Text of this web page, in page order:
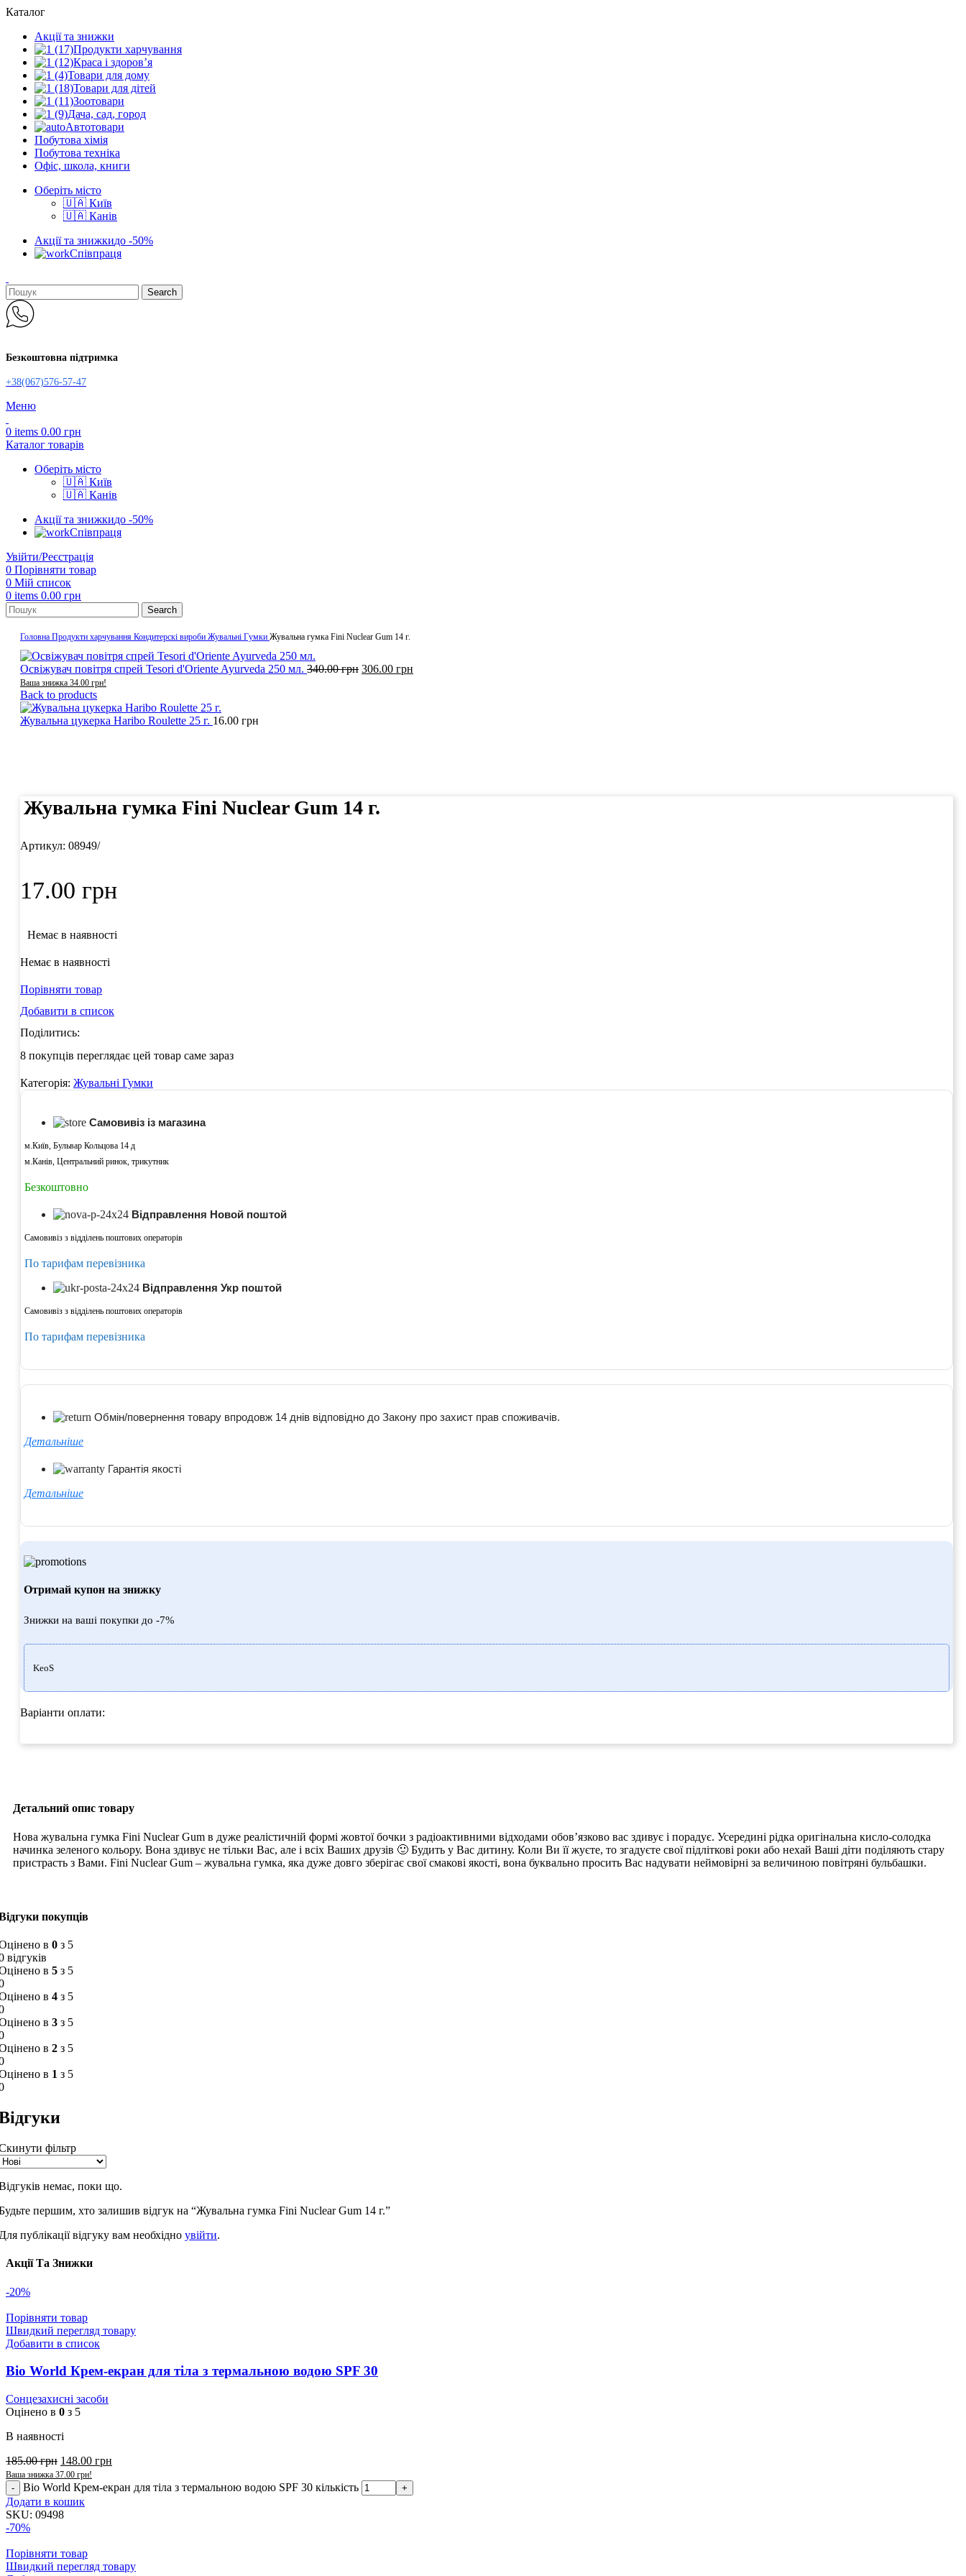
Каталог
Акції та знижки
Продукти харчування
Краса і здоров’я
Товари для дому
Товари для дітей
Зоотовари
Дача, сад, город
Автотовари
Побутова хімія
Побутова техніка
Офіс, школа, книги
Оберіть місто
🇺🇦 Київ
🇺🇦 Канів
Акції та знижкидо -50%
Співпраця
Search
Безкоштовна підтримка
+38(067)576-57-47
Меню
0 items 0.00 грн
Каталог товарів
Оберіть місто
🇺🇦 Київ
🇺🇦 Канів
Акції та знижкидо -50%
Співпраця
Увійти/Реєстрація
0 Порівняти товар
0 Мій список
0 items 0.00 грн
Search
Головна Продукти харчування Кондитерскі вироби Жувальні Гумки Жувальна гумка Fini Nuclear Gum 14 г.
Освіжувач повітря спрей Tesori d'Oriente Ayurveda 250 мл. 340.00грн 306.00 грн
Ваша знижка 34.00 грн!
Back to products
Жувальна цукерка Haribo Roulette 25 г. 16.00 грн
Жувальна гумка Fini Nuclear Gum 14 г.
Артикул: 08949/
17.00 грн
Немає в наявності
Немає в наявності
Порівняти товар
Добавити в список
Поділитись:
8 покупців переглядає цей товар саме зараз
Категорія: Жувальні Гумки
Самовивіз із магазина
м.Київ, Бульвар Кольцова 14 д
м.Канів, Центральний ринок, трикутник
Безкоштовно
Відправлення Новой поштой
Самовивіз з відділень поштових операторів
По тарифам перевізника
Відправлення Укр поштой
Самовивіз з відділень поштових операторів
По тарифам перевізника
Обмін/повернення товару впродовж 14 днів відповідно до Закону про захист прав споживачів.
Детальніше
Гарантія якості
Детальніше
Отримай купон на знижку
Знижки на ваші покупки до -7%
KeoS
Варіанти оплати:
Детальний опис товару
Нова жувальна гумка Fini Nuclear Gum в дуже реалістичній формі жовтої бочки з радіоактивними відходами обов’язково вас здивує і порадує. Усередині рідка оригінальна кисло-солодка
начинка зеленого кольору. Вона здивує не тільки Вас, але і всіх Ваших друзів 🙂 Будить у Вас дитину. Коли Ви її жуєте, то згадуєте свої підліткові роки або нехай Ваші діти поділяють стару
пристрасть з Вами. Fini Nuclear Gum – жувальна гумка, яка дуже довго зберігає свої смакові якості, вона буквально просить Вас надувати неймовірні за величиною повітряні бульбашки.
покупців
в 0 з 5
відгуків
в 5 з 5
в 4 з 5
в 3 з 5
в 2 з 5
в 1 з 5
фільтр
немає, поки що.
першим, хто залишив відгук на “Жувальна гумка Fini Nuclear Gum 14 г.”
публікації відгуку вам необхідно увійти.
Акції Та Знижки
-20%
Порівняти товар
Швидкий перегляд товару
Добавити в список
Bio World Крем-екран для тіла з термальною водою SPF 30
Сонцезахисні засоби
Оцінено в 0 з 5
В наявності
185.00грн 148.00 грн
Ваша знижка 37.00 грн!
Bio World Крем-екран для тіла з термальною водою SPF 30 кількість
Додати в кошик
SKU: 09498
-70%
Порівняти товар
Швидкий перегляд товару